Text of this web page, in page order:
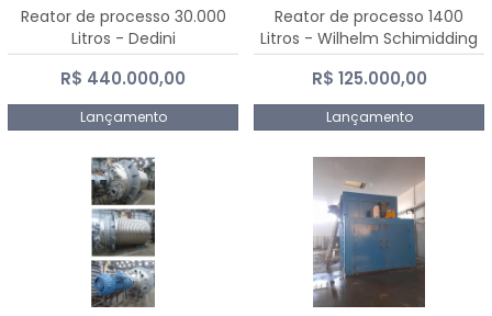
Reator de processo 30.000
Litros - Dedini
R$ 440.000,00
Lançamento
Reator de processo 1400
Litros - Wilhelm Schimidding
R$ 125.000,00
Lançamento